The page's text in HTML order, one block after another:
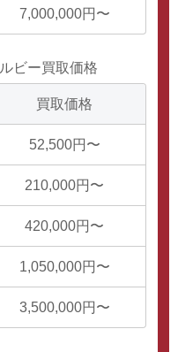
7,000,000円〜
ルビー買取価格
買取価格
52,500円〜
210,000円〜
420,000円〜
1,050,000円〜
3,500,000円〜